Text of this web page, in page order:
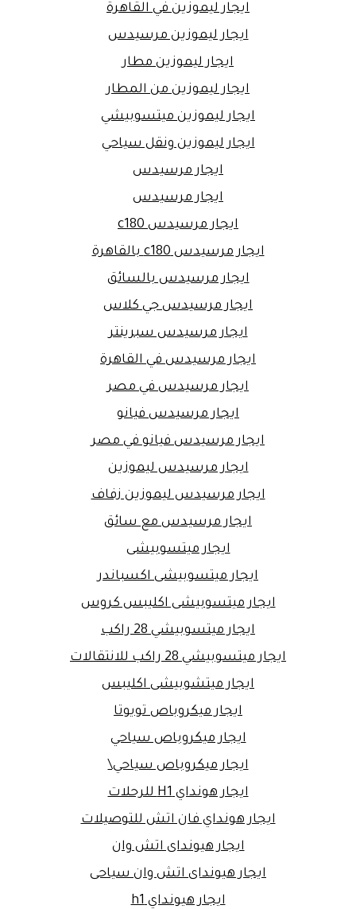
ايجار ليموزين في القاهرة
ايجار ليموزين مرسيدس
ايجار ليموزين مطار
ايجار ليموزين من المطار
ايجار ليموزين ميتسوبيشي
ايجار ليموزين ونقل سياحي
ايجار مرسيدس
ايجار مرسيدس
ايجار مرسيدس c180
ايجار مرسيدس c180 بالقاهرة
ايجار مرسيدس بالسائق
ايجار مرسيدس جي كلاس
ايجار مرسيدس سبرينتر
ايجار مرسيدس في القاهرة
ايجار مرسيدس في مصر
ايجار مرسيدس فيانو
ايجار مرسيدس فيانو في مصر
ايجار مرسيدس ليموزين
ايجار مرسيدس ليموزين زفاف
ايجار مرسيدس مع سائق
ايجار ميتسوبيشى
ايجار ميتسوبيشى اكسباندر
ايجار ميتسوبيشى اكليبس كروس
ايجار ميتسوبيشي 28 راكب
ايجار ميتسوبيشي 28 راكب للانتقالات
ايجار ميتشوبيشى اكليبس
ايجار ميكروباص تويوتا
ايجار ميكروباص سياحي
ايجار ميكروباص سياحي\
ايجار هونداي H1 للرحلات
ايجار هونداي فان اتش للتوصيلات
ايجار هيونداى اتش وان
ايجار هيونداى اتش وان سياحى
ايجار هيونداي h1